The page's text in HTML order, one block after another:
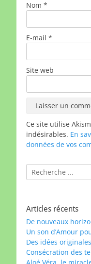
Nom *
E-mail *
Site web
Ce site utilise
indésirables. En
données de vos
Rechercher :
Articles récents
De nouveaux
Un son d’Amour
Des idées
Consécration des